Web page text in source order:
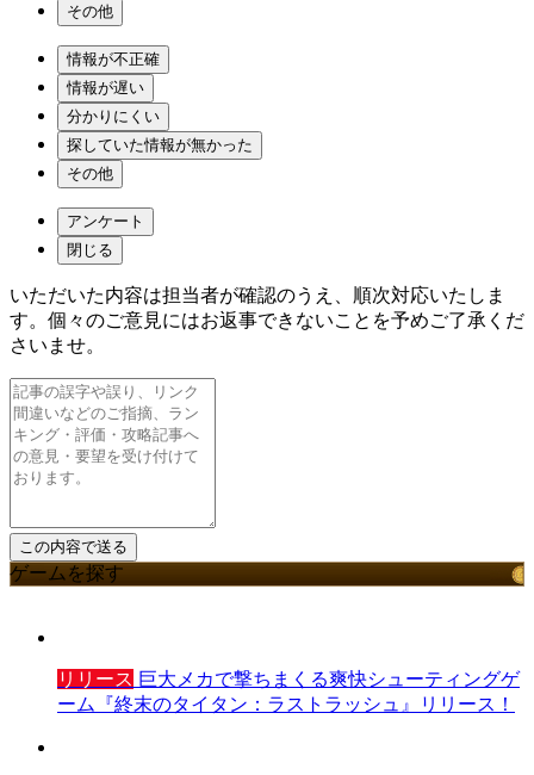
その他
情報が不正確
情報が遅い
分かりにくい
探していた情報が無かった
その他
アンケート
閉じる
いただいた内容は担当者が確認のうえ、順次対応いたしま
す。個々のご意見にはお返事できないことを予めご了承くだ
さいませ。
ゲームを探す
リリース 巨大メカで撃ちまくる爽快シューティングゲ
ーム『終末のタイタン：ラストラッシュ』リリース！